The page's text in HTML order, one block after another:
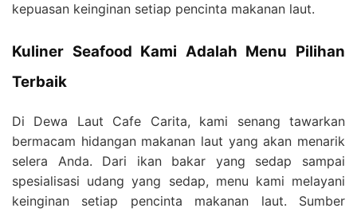
kepuasan keinginan setiap pencinta makanan laut.
Kuliner Seafood Kami Adalah Menu Pilihan
Terbaik
Di Dewa Laut Cafe Carita, kami senang tawarkan
bermacam hidangan makanan laut yang akan menarik
selera Anda. Dari ikan bakar yang sedap sampai
spesialisasi udang yang sedap, menu kami melayani
keinginan setiap pencinta makanan laut. Sumber